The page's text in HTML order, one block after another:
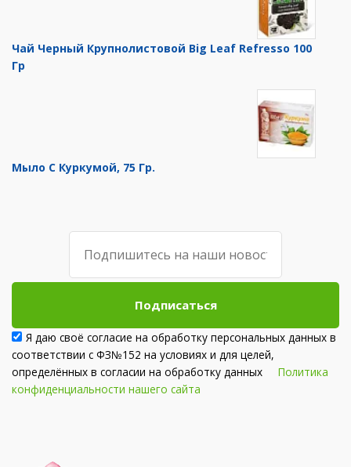
Чай Черный Крупнолистовой Big Leaf Refresso 100
Гр
Мыло С Куркумой, 75 Гр.
Подписаться
Я даю своё согласие на обработку персональных данных в
соответствии с ФЗ№152 на условиях и для целей,
определённых в согласии на обработку данных Политика
конфиденциальности нашего сайта